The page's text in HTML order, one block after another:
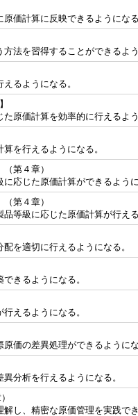
価計算に反映できるようになる
法を習得することができるよう
るようになる。
原価計算を効率的に行えるよう
を行えるようになる。
第４章）
応じた原価計算ができるように
第４章）
等級に応じた原価計算が行える
を適切に行えるようになる。
きるようになる。
えるようになる。
価の差異処理ができるようにな
分析を行えるようになる。
し、精密な原価管理を実践でき